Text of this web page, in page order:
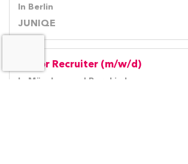
In Berlin
JUNIQE
Senior Recruiter (m/w/d)
In München und Bergkirchen